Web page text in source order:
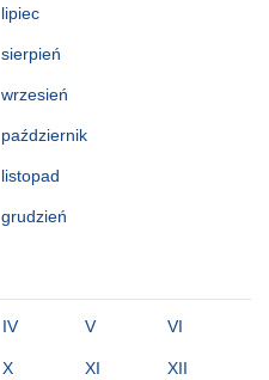
lipiec
sierpień
wrzesień
październik
listopad
grudzień
IV V VI
X XI XII